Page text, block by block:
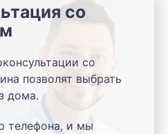
со
со
позволят выбрать
дома.
телефона, и мы